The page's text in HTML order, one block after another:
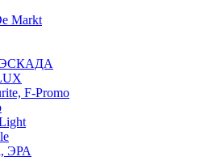
Markt
ЭСКАДА
F-Promo
ЭРА